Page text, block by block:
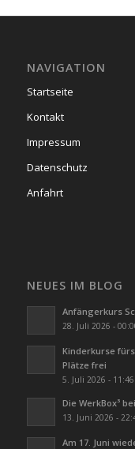
NAVIGATION
Startseite
Kontakt
Impressum
Datenschutz
Anfahrt
NEUES IM BLOG
Anfängerkurs
28. Juli 2026 -
Kinderkurse
Plätze frei
5. Juli 2026 - 11:46
Die WerkBox³
13. Juni 2026 -
Am 17. Juni